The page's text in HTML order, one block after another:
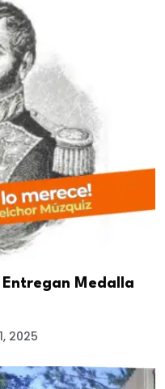
Entregan Medalla
2025